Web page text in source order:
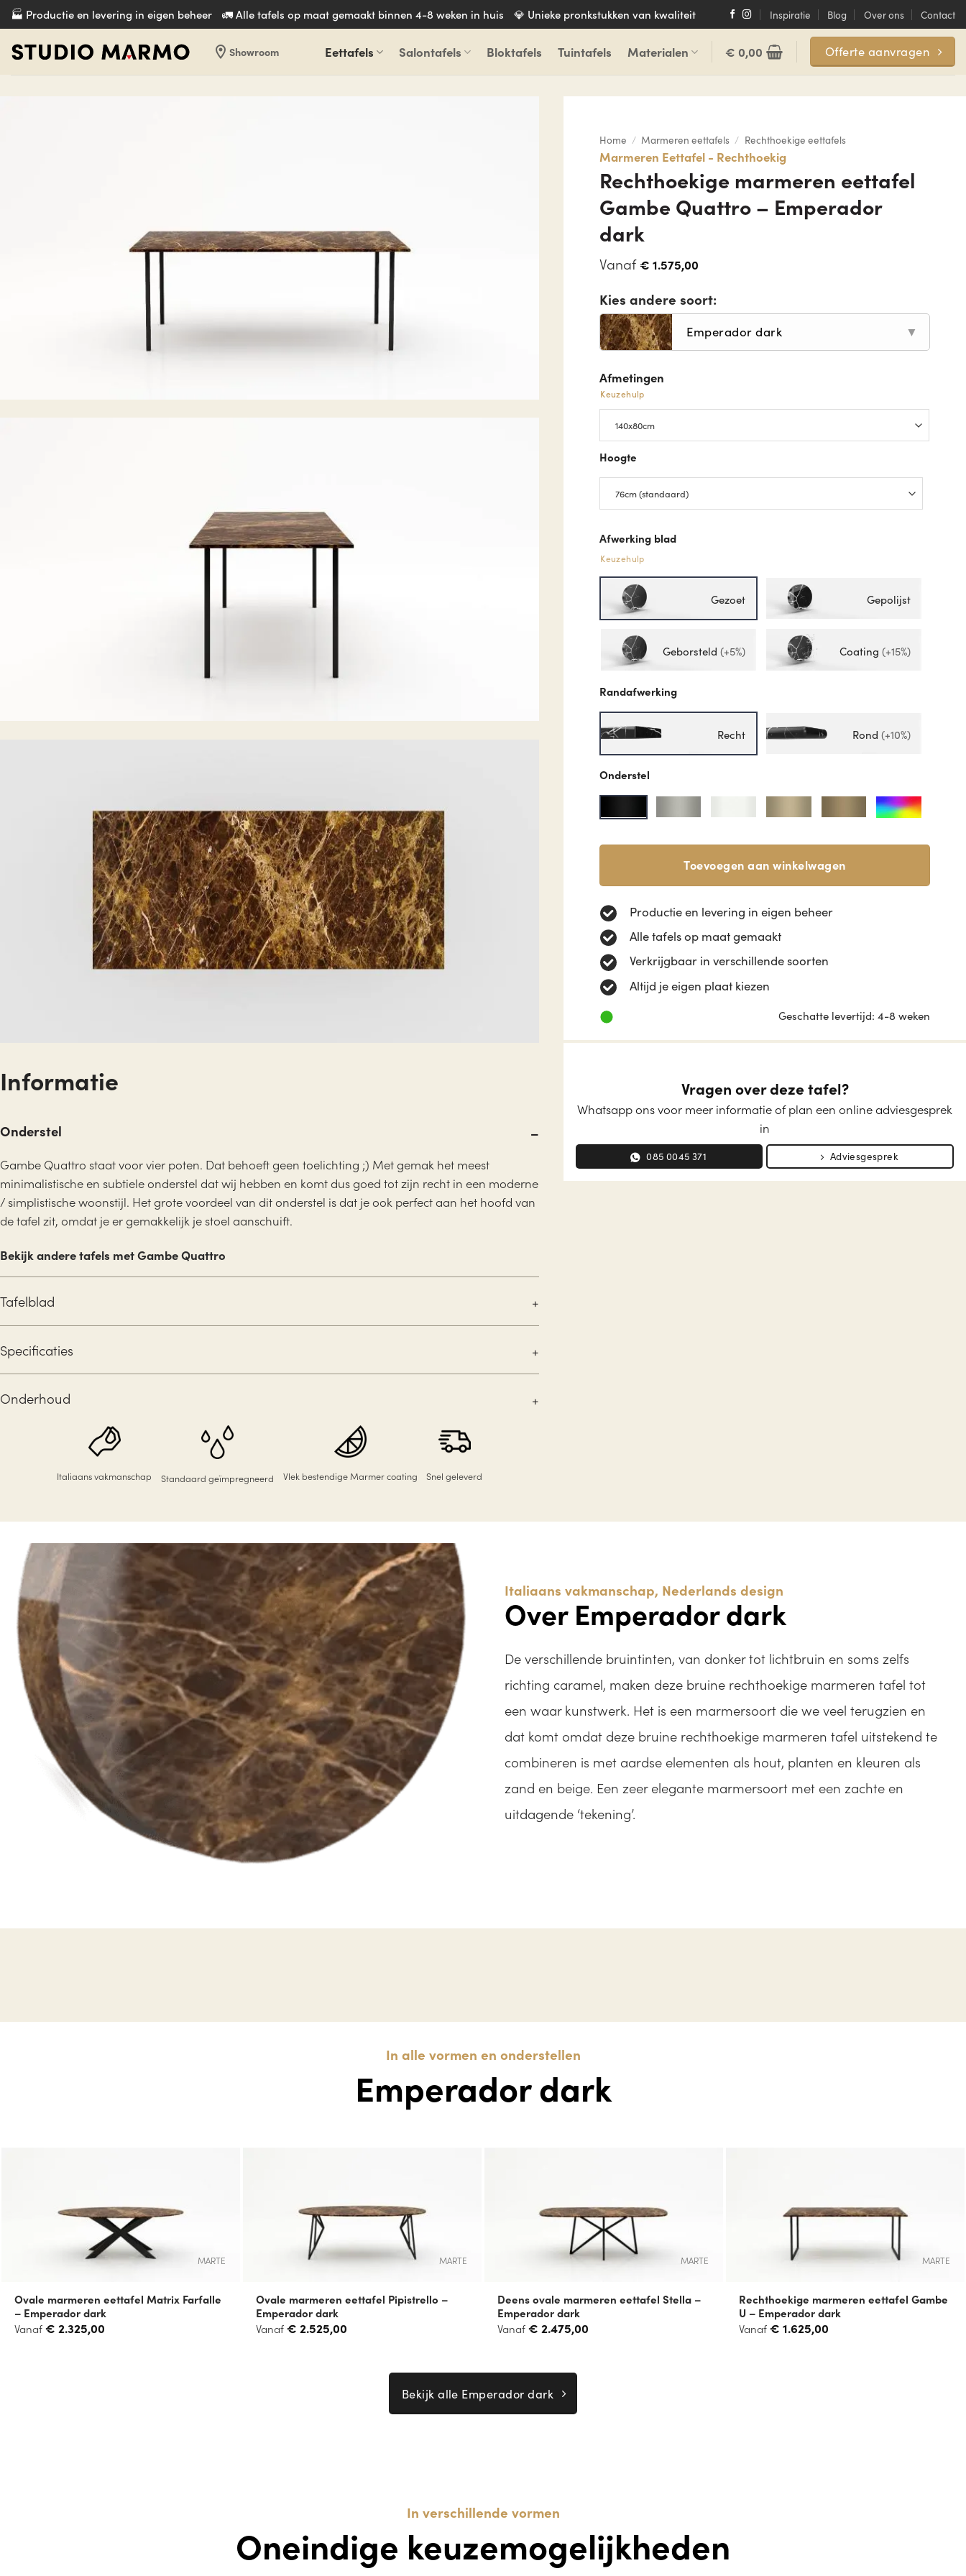
Ga
naar
inhoud
🏭 Productie en levering in eigen beheer 🚛 Alle tafels op maat gemaakt binnen 4-8 weken in huis 💎 Unieke pronkstukken van kwaliteit Inspiratie Blog Over ons Contact
location_on Showroom Eettafels Salontafels Bloktafels Tuintafels Materialen € 0,00 Offerte aanvragen
Home / Marmeren eettafels / Rechthoekige eettafels
Marmeren Eettafel - Rechthoekig
Rechthoekige marmeren eettafel
Gambe Quattro – Emperador
dark
Vanaf€ 1.575,00
Kies andere soort:
Emperador dark ▼
Afmetingen
Keuzehulp
Hoogte
Afwerking blad
Keuzehulp
Gezoet Gepolijst
Geborsteld (+5%) Coating (+15%)
Randafwerking
Recht Rond (+10%)
Onderstel
Toevoegen aan winkelwagen
Productie en levering in eigen beheer
Alle tafels op maat gemaakt
Verkrijgbaar in verschillende soorten
Altijd je eigen plaat kiezen
Geschatte levertijd: 4-8 weken
Informatie
Onderstel
Gambe Quattro staat voor vier poten. Dat behoeft geen toelichting ;) Met gemak het meest
minimalistische en subtiele onderstel dat wij hebben en komt dus goed tot zijn recht in een moderne
/ simplistische woonstijl. Het grote voordeel van dit onderstel is dat je ook perfect aan het hoofd van
de tafel zit, omdat je er gemakkelijk je stoel aanschuift.
Bekijk andere tafels met Gambe Quattro
Tafelblad
Specificaties
Onderhoud
Italiaans vakmanschap Standaard geïmpregneerd Vlek bestendige Marmer coating Snel geleverd
Vragen over deze tafel?
Whatsapp ons voor meer informatie of plan een online adviesgesprek
in
085 0045 371 Adviesgesprek
Italiaans vakmanschap, Nederlands design
Over Emperador dark
De verschillende bruintinten, van donker tot lichtbruin en soms zelfs
richting caramel, maken deze bruine rechthoekige marmeren tafel tot
een waar kunstwerk. Het is een marmersoort die we veel terugzien en
dat komt omdat deze bruine rechthoekige marmeren tafel uitstekend te
combineren is met aardse elementen als hout, planten en kleuren als
zand en beige. Een zeer elegante marmersoort met een zachte en
uitdagende ‘tekening’.
In alle vormen en onderstellen
Emperador dark
Ovale marmeren eettafel Matrix Farfalle
– Emperador dark
Vanaf€ 2.325,00
MARTE
Ovale marmeren eettafel Pipistrello –
Emperador dark
Vanaf€ 2.525,00
MARTE
Deens ovale marmeren eettafel Stella –
Emperador dark
Vanaf€ 2.475,00
MARTE
Rechthoekige marmeren eettafel Gambe
U – Emperador dark
Vanaf€ 1.625,00
MARTE
Bekijk alle Emperador dark
In verschillende vormen
Oneindige keuzemogelijkheden